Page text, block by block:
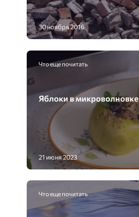
30 ноября 2016
Что еще почитать
Яблоки в микроволновке
21 июня 2023
Что еще почитать